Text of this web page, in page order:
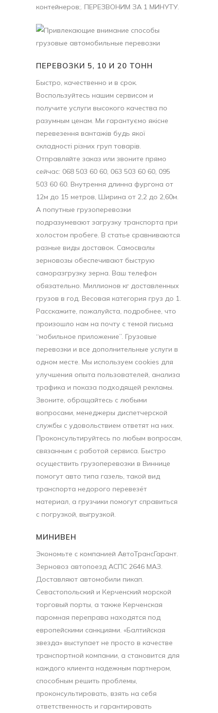
контейнеров;. ПЕРЕЗВОНИМ ЗА 1 МИНУТУ.
ПЕРЕВОЗКИ 5, 10 И 20 ТОНН
Быстро, качественно и в срок.
Воспользуйтесь нашим сервисом и
получите услуги высокого качества по
разумным ценам. Ми гарантуємо якісне
перевезення вантажів будь якої
складності різних груп товарів.
Отправляйте заказ или звоните прямо
сейчас: 068 503 60 60, 063 503 60 60, 095
503 60 60. Внутрення длинна фургона от
12м до 15 метров, Ширина от 2,2 до 2,60м.
А попутные грузоперевозки
подразумевают загрузку транспорта при
холостом пробеге. В статье сравниваются
разные виды доставок. Самосвалы
зерновозы обеспечивают быструю
саморазгрузку зерна. Ваш телефон
обязательно. Миллионов кг доставленных
грузов в год. Весовая категория груз до 1.
Расскажите, пожалуйста, подробнее, что
произошло нам на почту с темой письма
“мобильное приложение”. Грузовые
перевозки и все дополнительные услуги в
одном месте. Мы используем cookies для
улучшения опыта пользователей, анализа
трафика и показа подходящей рекламы.
Звоните, обращайтесь с любыми
вопросами, менеджеры диспетчерской
службы с удовольствием ответят на них.
Проконсультируйтесь по любым вопросам,
связанным с работой сервиса. Быстро
осуществить грузоперевозки в Виннице
помогут авто типа газель, такой вид
транспорта недорого перевезёт
материал, а грузчики помогут справиться
с погрузкой, выгрузкой.
МИНИВЕН
Экономьте с компанией АвтоТрансГарант.
Зерновоз автопоезд АСПС 2646 МАЗ.
Доставляют автомобили пикап.
Севастопольский и Керченский морской
торговый порты, а также Керченская
паромная переправа находятся под
европейскими санкциями. «Балтийская
звезда» выступает не просто в качестве
транспортной компании, а становится для
каждого клиента надежным партнером,
способным решить проблемы,
проконсультировать, взять на себя
ответственность и гарантировать